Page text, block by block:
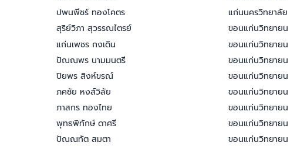
ปพนพีชร์ ทองโคตร
แก่นนครวิทยาลัย
สุริย์วิภา สุวรรณไตรย์
ขอนแก่นวิทยายน
แก่นเพชร กงเดิน
ขอนแก่นวิทยายน
ปัณณพร นามมนตรี
ขอนแก่นวิทยายน
ปิยพร สิงห์ขรณ์
ขอนแก่นวิทยายน
ภคชัย หงส์วิลัย
ขอนแก่นวิทยายน
ภาสกร ทองไทย
ขอนแก่นวิทยายน
พุทธพิทักษ์ ดาศรี
ขอนแก่นวิทยายน
ปัณณทัต สมตา
ขอนแก่นวิทยายน